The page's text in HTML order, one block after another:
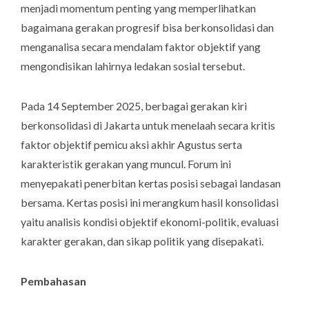
menjadi momentum penting yang memperlihatkan
bagaimana gerakan progresif bisa berkonsolidasi dan
menganalisa secara mendalam faktor objektif yang
mengondisikan lahirnya ledakan sosial tersebut.
Pada 14 September 2025, berbagai gerakan kiri
berkonsolidasi di Jakarta untuk menelaah secara kritis
faktor objektif pemicu aksi akhir Agustus serta
karakteristik gerakan yang muncul. Forum ini
menyepakati penerbitan kertas posisi sebagai landasan
bersama. Kertas posisi ini merangkum hasil konsolidasi
yaitu analisis kondisi objektif ekonomi-politik, evaluasi
karakter gerakan, dan sikap politik yang disepakati.
Pembahasan